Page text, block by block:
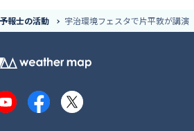
報士の活動 宇治環境フェスタで片平敦が講演
YouTubeFacebook
X